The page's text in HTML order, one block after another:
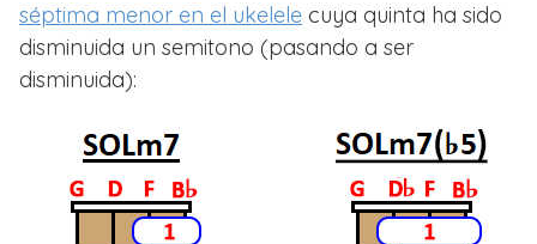
séptima menor en el ukelele cuya quinta ha sido
disminuida un semitono (pasando a ser
disminuida):